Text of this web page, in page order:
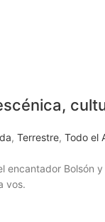
, Terrestre, Todo el
encantador
vos.